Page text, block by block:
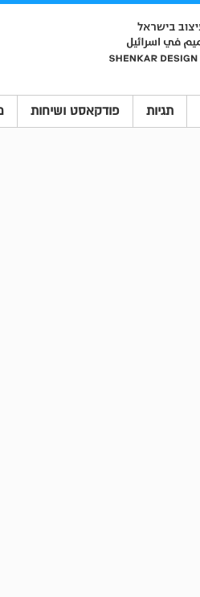
תגיות פודקאסט ושיחות